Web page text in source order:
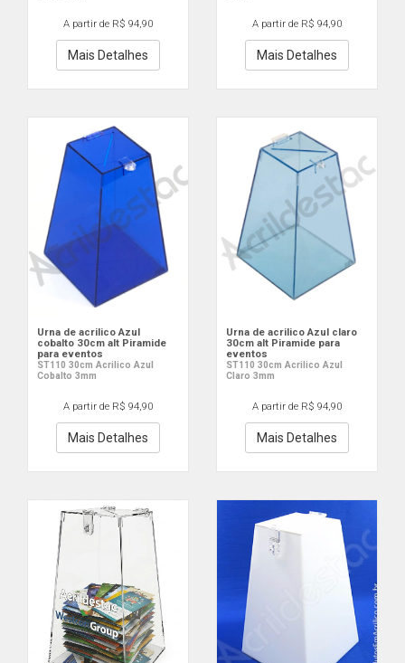
A partir de R$ 94,90
Mais Detalhes
A partir de R$ 94,90
Mais Detalhes
Urna de acrilico Azul
cobalto 30cm alt Piramide
para eventos
ST110 30cm Acrilico Azul
Cobalto 3mm
A partir de R$ 94,90
Mais Detalhes
Urna de acrilico Azul claro
30cm alt Piramide para
eventos
ST110 30cm Acrilico Azul
Claro 3mm
A partir de R$ 94,90
Mais Detalhes